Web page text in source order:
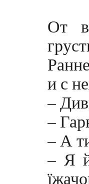
От
и с
–
–
– А
– Я